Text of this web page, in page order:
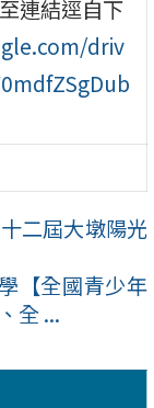
連結逕自下
driv
二屆大墩陽光
【全國青少年
全 ...